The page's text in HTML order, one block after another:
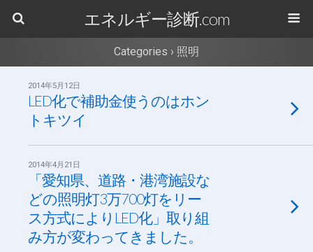
エネルギー診断.com
Categories › 照明
2014年5月12日
LED化で補助金使うのはホン
トキツイ
2014年4月21日
「愛知県、道路・港湾施設な
どの照明灯3万700灯をリー
ス方式によりLED化」取り組
み方が変わってきました。